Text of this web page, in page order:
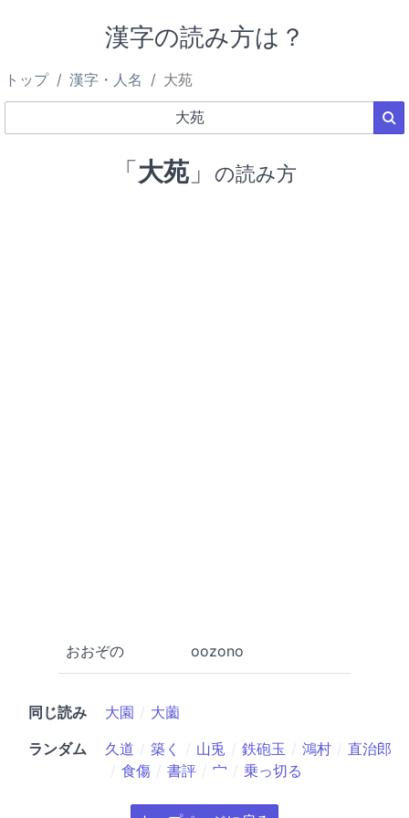
漢字の読み方は？
トップ 漢字・人名 大苑
「大苑 」 の読み方
おおぞの oozono
同じ読み 大園
大薗
ランダム
久道 築く 山兎 鉄砲玉 鴻村
直治郎
食傷
書評 宀 乗っ切る